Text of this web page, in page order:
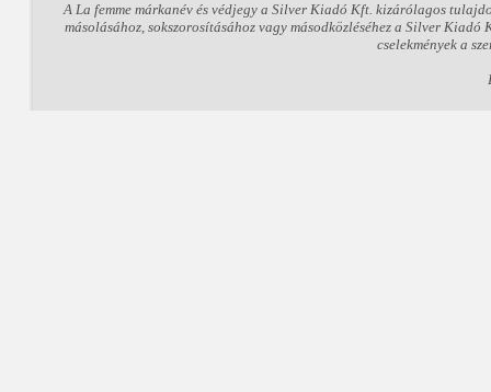
A La femme márkanév és védjegy a Silver Kiadó Kft. kizárólagos
másolásához, sokszorosításához vagy másodközléséhez a Silver
cselekmények a